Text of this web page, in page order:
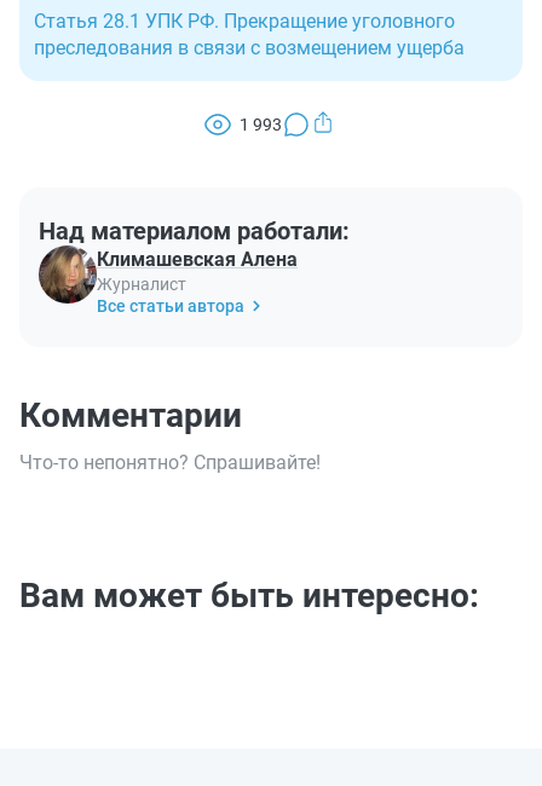
Статья 28.1 УПК РФ. Прекращение уголовного
преследования в связи с возмещением ущерба
1 993
Над материалом работали:
Климашевская Алена
Журналист
Все статьи автора
Комментарии
Что-то непонятно? Спрашивайте!
Вам может быть интересно: